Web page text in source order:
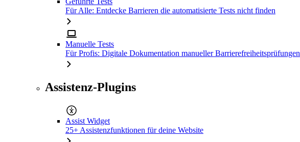
Für Alle: Entdecke Barrieren die automatisierte Tests nicht finden
Manuelle Tests
Für Profis: Digitale Dokumentation manueller Barrierefreiheitsprüfungen
Assistenz-Plugins
Assist Widget
25+ Assistenzfunktionen für deine Website